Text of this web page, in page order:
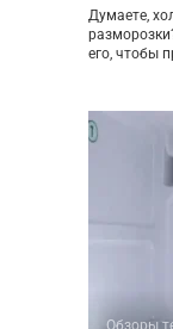
Думаете,
его, чтобы